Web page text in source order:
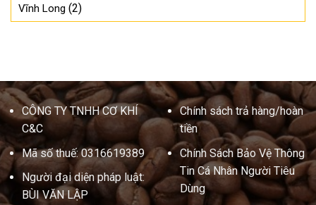
Vĩnh Long (2)
CÔNG TY TNHH CƠ KHÍ
C&C
Mã số thuế: 0316619389
Người đại diện pháp luật:
BÙI VĂN LẬP
Chính sách trả hàng/hoàn
tiền
Chính Sách Bảo Vệ Thông
Tin Cá Nhân Người Tiêu
Dùng